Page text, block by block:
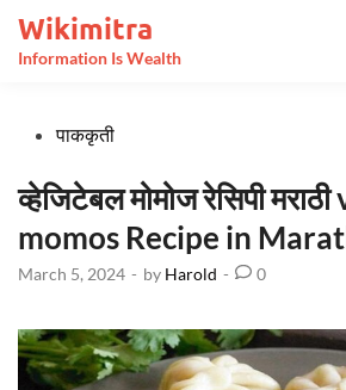
content
Wikimitra
Information Is Wealth
Postedपाककृती
व्हेजिटेबल मोमोज रेसिपी
momos Recipe in
March 5, 2024 - by Harold - 0